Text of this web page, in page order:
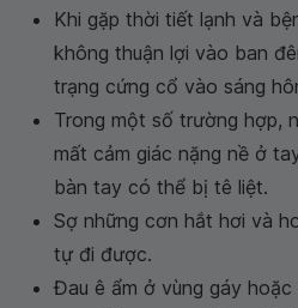
Khi gặp thời tiết lạnh và
không thuận lợi vào ban
trạng cứng cổ vào sáng
Trong một số trường hợp,
mất cảm giác nặng nề ở
bàn tay có thể bị tê liệt.
Sợ những cơn hắt hơi và
tự đi được.
Đau ê ẩm ở vùng gáy hoặc